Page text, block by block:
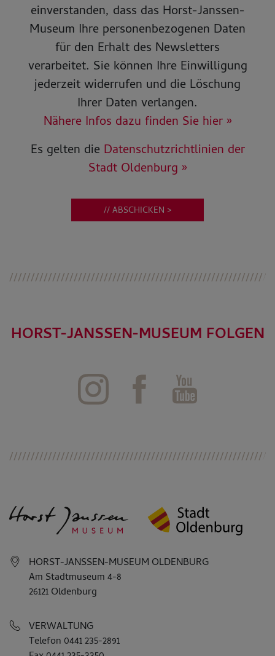
einverstanden, dass das Horst-Janssen-
Museum Ihre personenbezogenen Daten
für den Erhalt des Newsletters
verarbeitet. Sie können Ihre Einwilligung
jederzeit widerrufen und die Löschung
Ihrer Daten verlangen.
Nähere Infos dazu finden Sie hier »
Es gelten die Datenschutzrichtlinien der
Stadt Oldenburg »
// ABSCHICKEN >
HORST-JANSSEN-MUSEUM FOLGEN
HORST-JANSSEN-MUSEUM OLDENBURG
Am Stadtmuseum 4-8
26121 Oldenburg
VERWALTUNG
Telefon 0441 235-2891